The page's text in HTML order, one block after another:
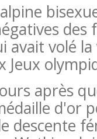
avait volé
Jeux
après
d'or
descente